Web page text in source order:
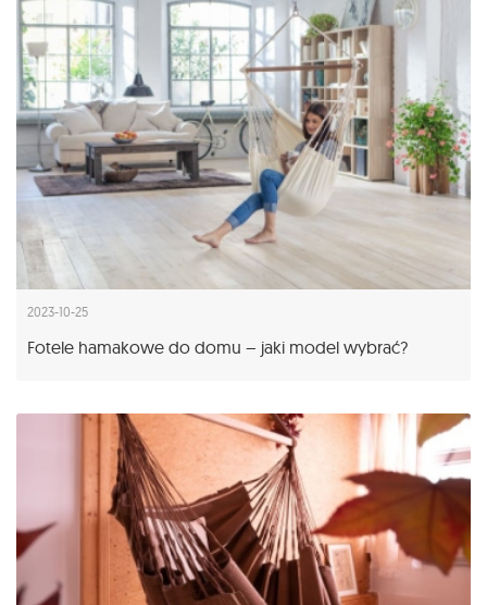
2023-10-25
Fotele hamakowe do domu – jaki model wybrać?